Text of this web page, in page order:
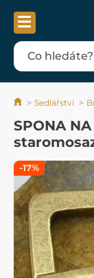
Sedlářství
SPONA
-17%